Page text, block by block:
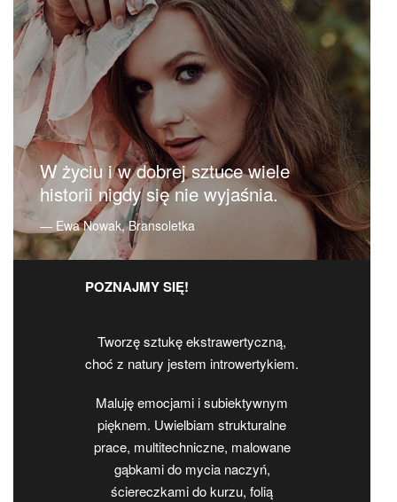
W życiu i w dobrej sztuce wiele
historii nigdy się nie wyjaśnia.
― Ewa Nowak, Bransoletka
POZNAJMY SIĘ!
Tworzę sztukę ekstrawertyczną,
choć z natury jestem introwertykiem.
Maluję emocjami i subiektywnym
pięknem. Uwielbiam strukturalne
prace, multitechniczne, malowane
gąbkami do mycia naczyń,
ściereczkami do kurzu, folią